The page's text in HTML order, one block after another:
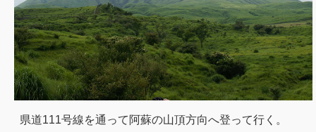
県道111号線を通って阿蘇の山頂方向へ登って行く。